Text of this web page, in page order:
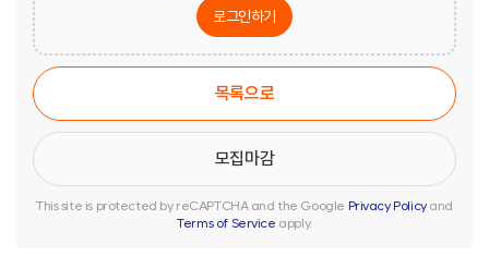
로그인하기
목록으로
This site is protected by reCAPTCHA and the Google Privacy Policyand
Terms of Service apply.